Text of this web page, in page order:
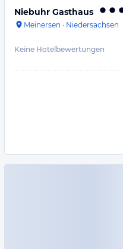
Niebuhr Gasthaus
Meinersen · Niedersachsen
Keine Hotelbewertungen